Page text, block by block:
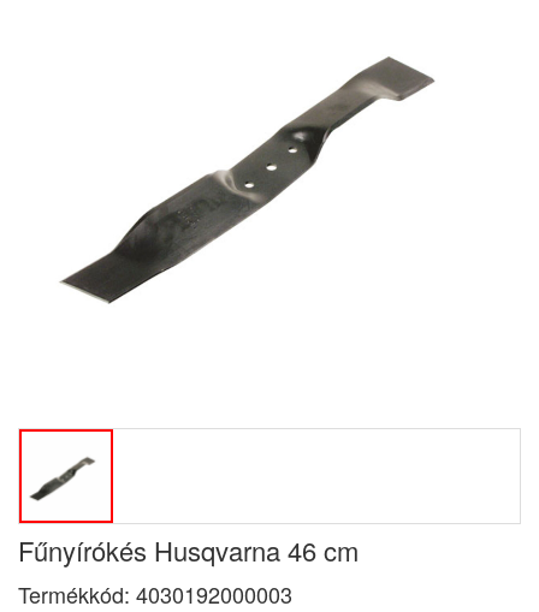
Fűnyírókés Husqvarna 46 cm
Termékkód: 4030192000003